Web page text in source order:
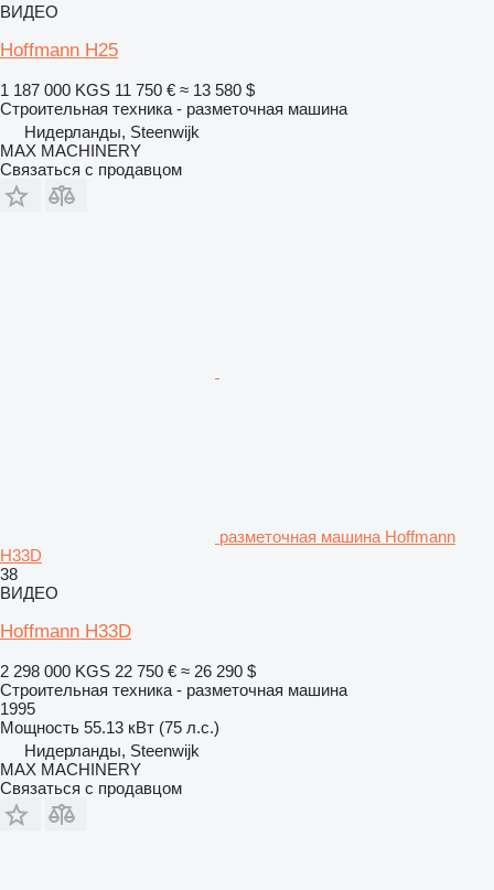
ВИДЕО
Hoffmann H25
1 187 000 KGS 11 750 € ≈ 13 580 $
Строительная техника - разметочная машина
Нидерланды, Steenwijk
MAX MACHINERY
Связаться с продавцом
разметочная машина Hoffmann
H33D
38
ВИДЕО
Hoffmann H33D
2 298 000 KGS 22 750 € ≈ 26 290 $
Строительная техника - разметочная машина
1995
Мощность 55.13 кВт (75 л.с.)
Нидерланды, Steenwijk
MAX MACHINERY
Связаться с продавцом